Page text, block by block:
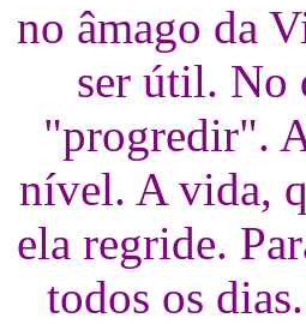
no âmago da
ser útil. No
"progredir".
nível. A vida,
ela regride.
todos os